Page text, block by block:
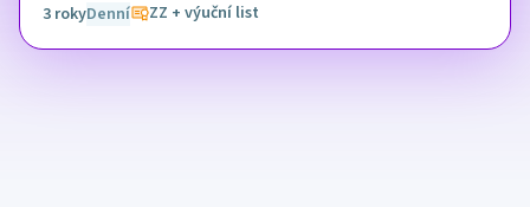
3 rokyDenní ZZ + výuční list